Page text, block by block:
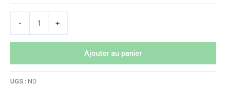
- +
Ajouter au panier
UGS : ND